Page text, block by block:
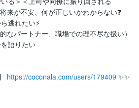
来が不安、何が正しいかわからない❓
逃れたい⚡️
なパートナー、職場での理不尽な扱い）
語りたい
https://coconala.com/users/179409 ✨✨